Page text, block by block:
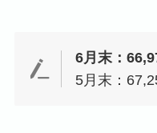
6月末：
5月末：